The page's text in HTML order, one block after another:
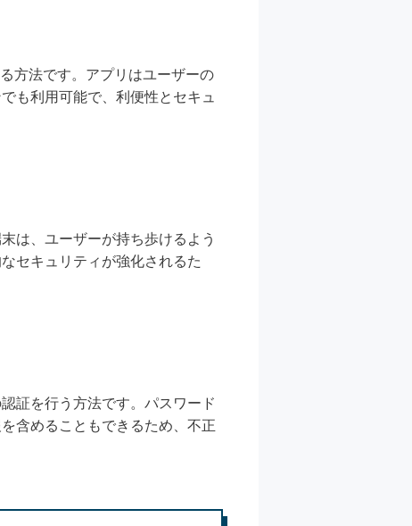
方法です。アプリはユーザーの
も利用可能で、利便性とセキュ
は、ユーザーが持ち歩けるよう
セキュリティが強化されるた
証を行う方法です。パスワード
含めることもできるため、不正